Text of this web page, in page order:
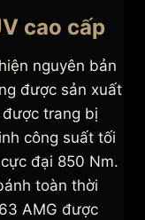
cao cấp
nguyên bản
được sản xuất
trang bị
công suất tối
đại 850 Nm.
toàn thời
AMG được